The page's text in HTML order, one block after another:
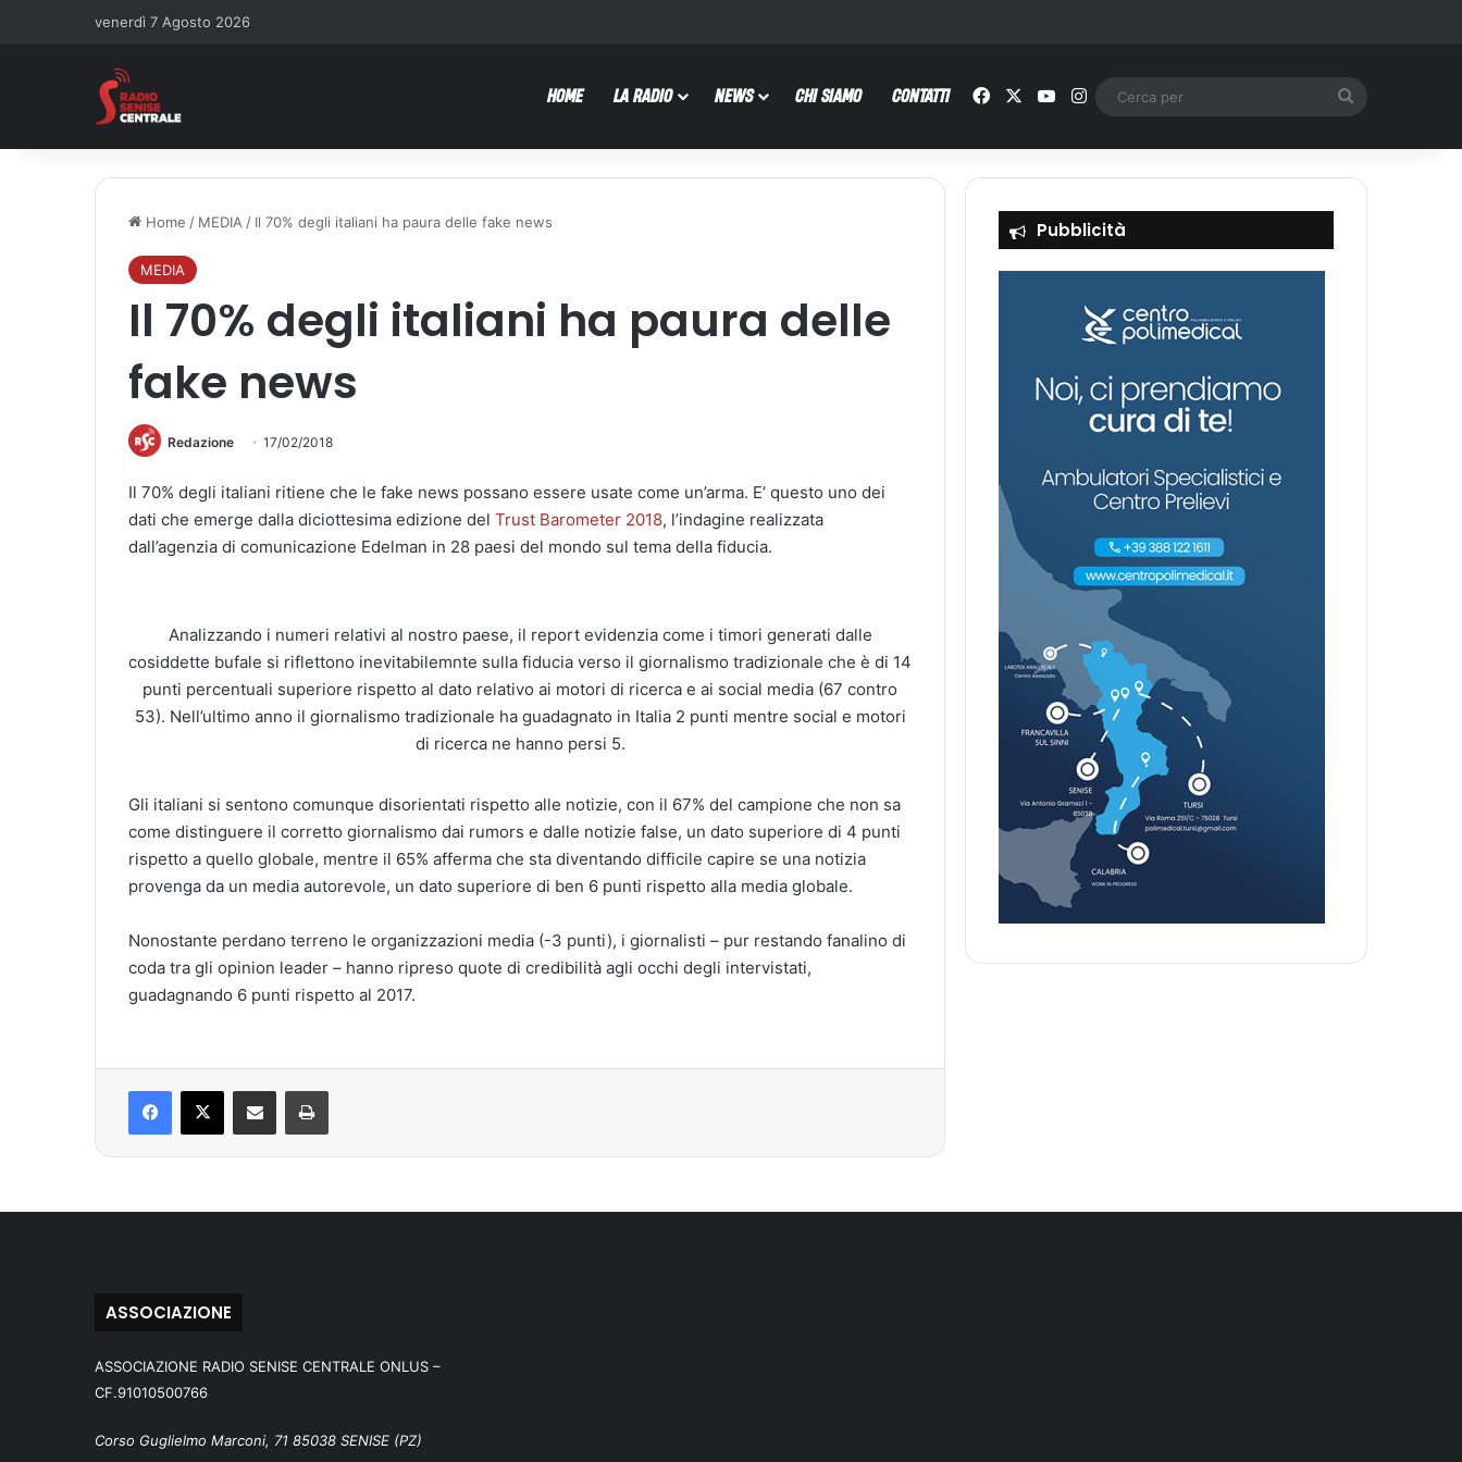
venerdì 7 Agosto 2026
HOME LA RADIO NEWS CHI SIAMO CONTATTI Facebook You TubeInstagram
Home / MEDIA / Il 70% degli italiani ha paura delle fake news
MEDIA
Il 70% degli italiani ha paura delle
fake news
Redazione 17/02/2018
Il 70% degli italiani ritiene che le fake news possano essere usate come un’arma. E’ questo uno dei
dati che emerge dalla diciottesima edizione del Trust Barometer 2018, l’indagine realizzata
dall’agenzia di comunicazione Edelman in 28 paesi del mondo sul tema della fiducia.
Analizzando i numeri relativi al nostro paese, il report evidenzia come i timori generati dalle
cosiddette bufale si riflettono inevitabilemnte sulla fiducia verso il giornalismo tradizionale che è di 14
punti percentuali superiore rispetto al dato relativo ai motori di ricerca e ai social media (67 contro
53). Nell’ultimo anno il giornalismo tradizionale ha guadagnato in Italia 2 punti mentre social e motori
di ricerca ne hanno persi 5.
Gli italiani si sentono comunque disorientati rispetto alle notizie, con il 67% del campione che non sa
come distinguere il corretto giornalismo dai rumors e dalle notizie false, un dato superiore di 4 punti
rispetto a quello globale, mentre il 65% afferma che sta diventando difficile capire se una notizia
provenga da un media autorevole, un dato superiore di ben 6 punti rispetto alla media globale.
Nonostante perdano terreno le organizzazioni media (-3 punti), i giornalisti – pur restando fanalino di
coda tra gli opinion leader – hanno ripreso quote di credibilità agli occhi degli intervistati,
guadagnando 6 punti rispetto al 2017.
Pubblicità
ASSOCIAZIONE
ASSOCIAZIONE RADIO SENISE CENTRALE ONLUS –
CF.91010500766
Corso Guglielmo Marconi, 71 85038 SENISE (PZ)